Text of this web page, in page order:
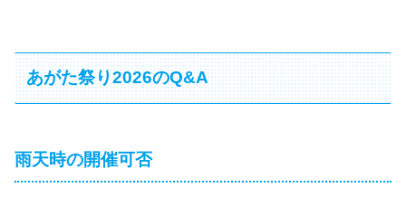
あがた祭り2026のQ&A
雨天時の開催可否